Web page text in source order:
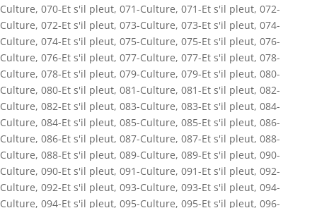
Culture, 070-Et s'il pleut, 071-Culture, 071-Et s'il pleut, 072-
Culture, 072-Et s'il pleut, 073-Culture, 073-Et s'il pleut, 074-
Culture, 074-Et s'il pleut, 075-Culture, 075-Et s'il pleut, 076-
Culture, 076-Et s'il pleut, 077-Culture, 077-Et s'il pleut, 078-
Culture, 078-Et s'il pleut, 079-Culture, 079-Et s'il pleut, 080-
Culture, 080-Et s'il pleut, 081-Culture, 081-Et s'il pleut, 082-
Culture, 082-Et s'il pleut, 083-Culture, 083-Et s'il pleut, 084-
Culture, 084-Et s'il pleut, 085-Culture, 085-Et s'il pleut, 086-
Culture, 086-Et s'il pleut, 087-Culture, 087-Et s'il pleut, 088-
Culture, 088-Et s'il pleut, 089-Culture, 089-Et s'il pleut, 090-
Culture, 090-Et s'il pleut, 091-Culture, 091-Et s'il pleut, 092-
Culture, 092-Et s'il pleut, 093-Culture, 093-Et s'il pleut, 094-
Culture, 094-Et s'il pleut, 095-Culture, 095-Et s'il pleut, 096-